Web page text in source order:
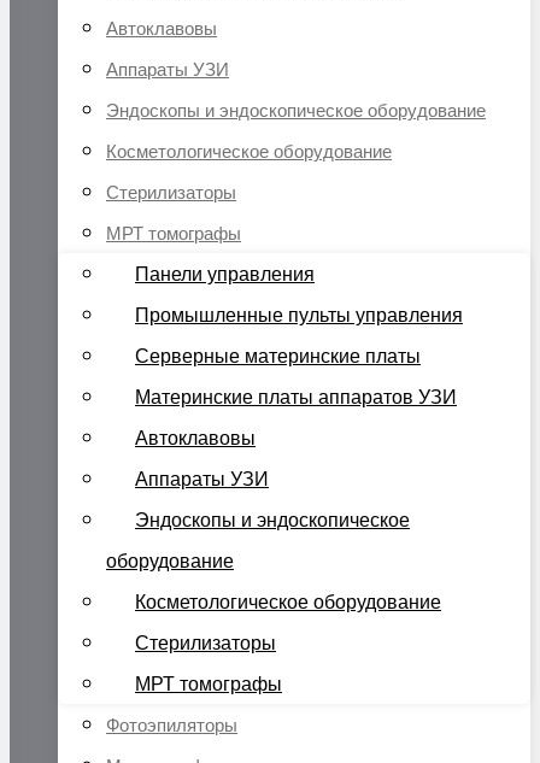
Автоклавовы
Аппараты УЗИ
Эндоскопы и эндоскопическое оборудование
Косметологическое оборудование
Стерилизаторы
МРТ томографы
Панели управления
Промышленные пульты управления
Серверные материнские платы
Материнские платы аппаратов УЗИ
Автоклавовы
Аппараты УЗИ
Эндоскопы и эндоскопическое
оборудование
Косметологическое оборудование
Стерилизаторы
МРТ томографы
Фотоэпиляторы